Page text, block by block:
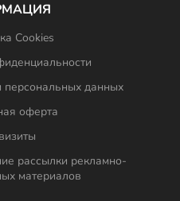
Cookies
персональных данных
оферта
рассылки рекламно-
материалов